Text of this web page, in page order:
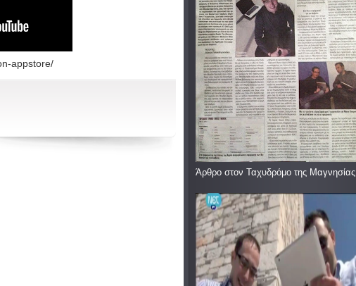
appstore/
Άρθρο στον Ταχυδρόμο της Μαγνησίας